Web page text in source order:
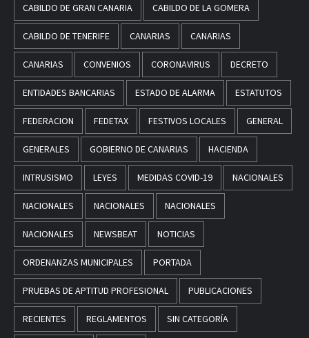
CABILDO DE GRAN CANARIA CABILDO DE LA GOMERA
CABILDO DE TENERIFE CANARIAS CANARIAS
CANARIAS CONVENIOS CORONAVIRUS DECRETO
ENTIDADES BANCARIAS ESTADO DE ALARMA ESTATUTOS
FEDERACION FEDETAX FESTIVOS LOCALES GENERAL
GENERALES GOBIERNO DE CANARIAS HACIENDA
INTRUSISMO LEYES MEDIDAS COVID-19 NACIONALES
NACIONALES NACIONALES NACIONALES
NACIONALES NEWSBEAT NOTICIAS
ORDENANZAS MUNICIPALES PORTADA
PRUEBAS DE APTITUD PROFESIONAL PUBLICACIONES
RECIENTES REGLAMENTOS SIN CATEGORÍA